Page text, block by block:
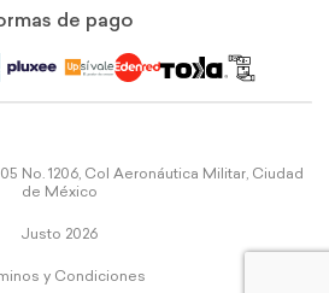
de pago
No. 1206, Col Aeronáutica Militar, Ciudad
de México
Justo 2026
y Condiciones